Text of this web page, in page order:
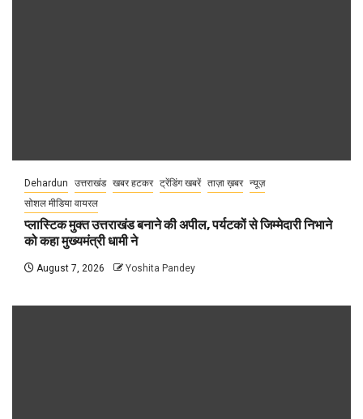
Dehardun उत्तराखंड खबर हटकर ट्रेंडिंग खबरें ताज़ा ख़बर न्यूज़
सोशल मीडिया वायरल
प्लास्टिक मुक्त उत्तराखंड बनाने की अपील, पर्यटकों से जिम्मेदारी निभाने
को कहा मुख्यमंत्री धामी ने
August 7, 2026 Yoshita Pandey